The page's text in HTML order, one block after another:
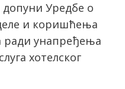
Уредбе о
и коришћења
ради унапређења
хотелског